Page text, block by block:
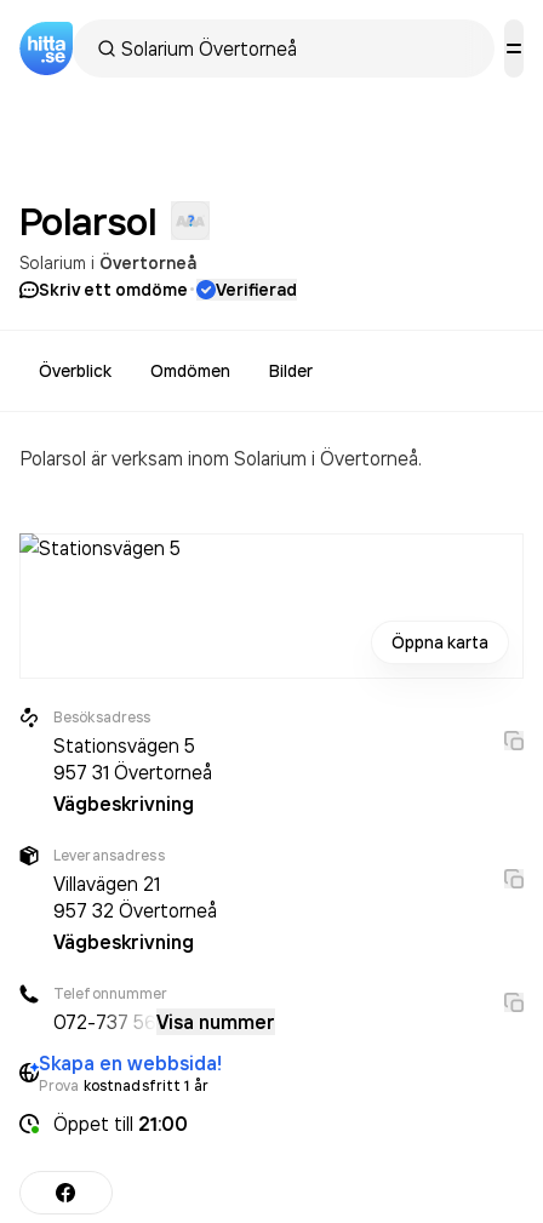
Polarsol
Solarium i Övertorneå
Skriv ett omdöme· Verifierad
Överblick Omdömen Bilder
Polarsol är verksam inom Solarium i Övertorneå.
Öppna karta
Besöksadress
Stationsvägen 5
957 31 Övertorneå
Vägbeskrivning
Leveransadress
Villavägen 21
957 32 Övertorneå
Vägbeskrivning
Telefonnummer
072-737 56 Visa nummer
Skapa en webbsida!
Prova kostnadsfritt 1 år
Öppet till 21:00